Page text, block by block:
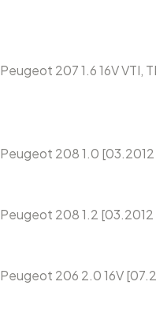
Peugeot 207 1.6 16V VTI,
Peugeot 208 1.0
Peugeot 208 1.2
Peugeot 206 2.0 16V